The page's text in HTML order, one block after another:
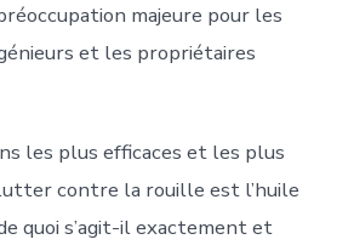
majeure pour les
et les propriétaires
les plus efficaces et les plus
contre la rouille est l’huile
quoi s’agit-il exactement et